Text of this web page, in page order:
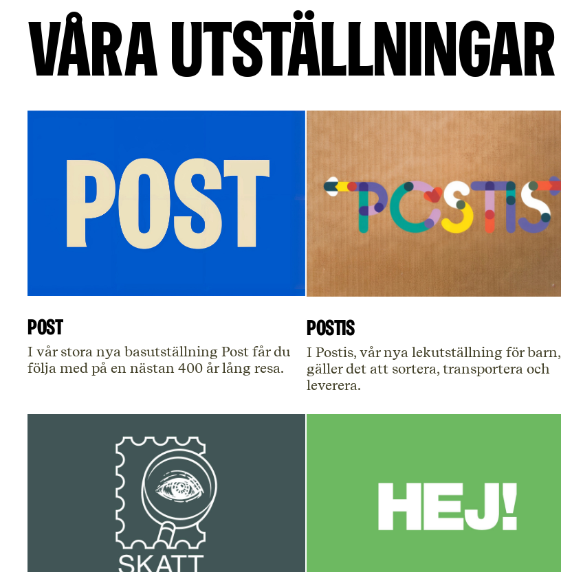
Våra utställningar
Post
I vår stora nya basutställning Post får du
följa med på en nästan 400 år lång resa.
POSTIS
I Postis, vår nya lekutställning för barn,
gäller det att sortera, transportera och
leverera.